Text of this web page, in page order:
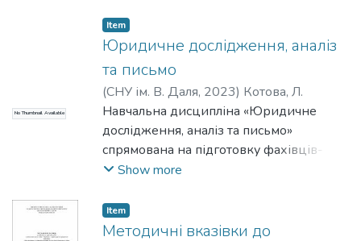
No Thumbnail Available
Item
Юридичне дослідження, аналіз
та письмо
(СНУ ім. В. Даля, 2023) Котова, Л.
Навчальна дисципліна «Юридичне
дослідження, аналіз та письмо»
спрямована на підготовку фахівців-
правників, які здатні використовувати
володіти такими здібностями, як: мовні
та комунікативні навички, аналітичне й
Show more
Item
Методичні вказівки до